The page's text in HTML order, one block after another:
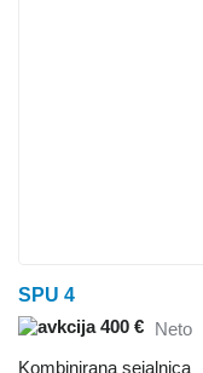
SPU 4
400 € Neto
Kombinirana sejalnica